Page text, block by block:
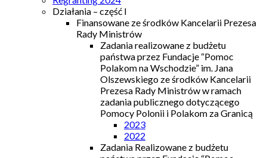
Działania – część I
Finansowane ze środków Kancelarii Prezesa
Rady Ministrów
Zadania realizowane z budżetu
państwa przez Fundacje “Pomoc
Polakom na Wschodzie” im. Jana
Olszewskiego ze środków Kancelarii
Prezesa Rady Ministrów w ramach
zadania publicznego dotyczącego
Pomocy Polonii i Polakom za Granicą
2023
2022
Zadania Realizowane z budżetu